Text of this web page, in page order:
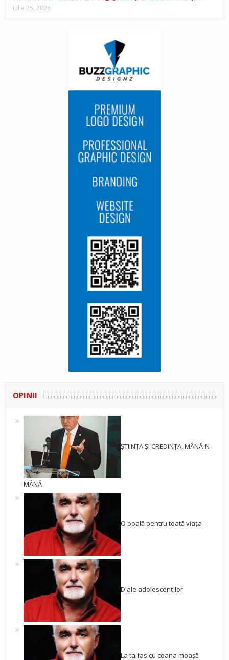
iulie 25, 2026
OPINII
ȘTIINȚA ȘI CREDINȚA, MÂNĂ-N
MÂNĂ
O boală pentru toată viața
D'ale adolescenților
La taifas cu coana moașă